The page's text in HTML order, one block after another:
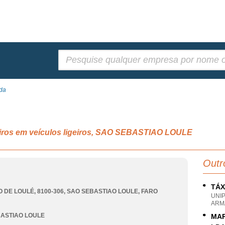
em veículos ligeiros, SAO SEBASTIAO LOULE
DE LOULÉ, 8100-306, SAO SEBASTIAO LOULE, FARO
LOULE
UNIP